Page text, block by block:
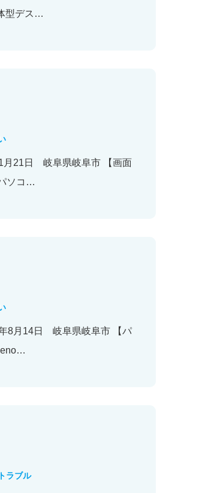
型デス…
月21日 岐阜県岐阜市 【画面
ソコ…
8月14日 岐阜県岐阜市 【パ
ラブル